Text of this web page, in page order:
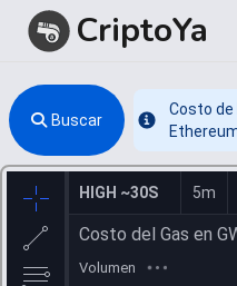
CriptoYa
Buscar
Info
Costo